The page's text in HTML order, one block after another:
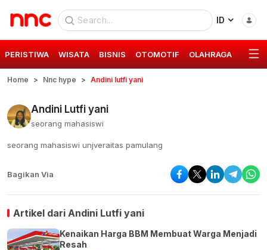
ID
PERISTIWA WISATA BISNIS OTOMOTIF OLAHRAGA GAYA
Home Nnc hype Andini lutfi yani
Andini Lutfi yani
seorang mahasiswi
seorang mahasiswi unjveraitas pamulang
Bagikan Via
Artikel dari Andini Lutfi yani
Kenaikan Harga BBM Membuat Warga Menjadi
Resah